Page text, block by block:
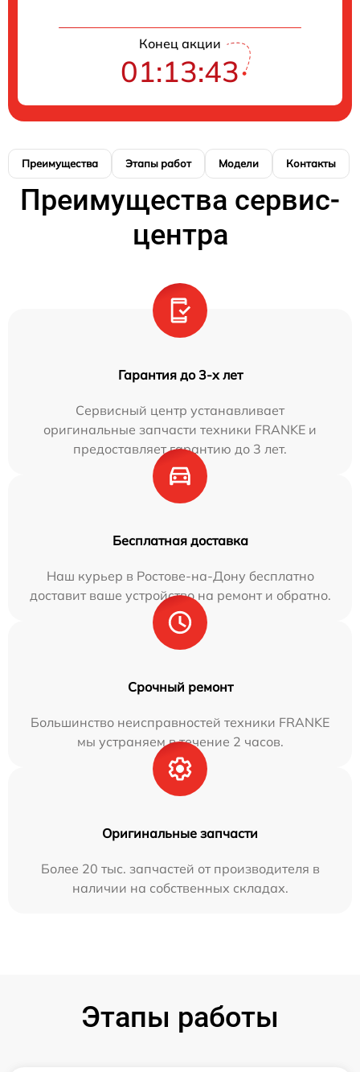
Конец акции
01:13:42
Преимущества Этапы работ Модели Контакты
Преимущества сервис-
центра
Гарантия до 3-х лет
Сервисный центр устанавливает
оригинальные запчасти техники FRANKE и
предоставляет гарантию до 3 лет.
Бесплатная доставка
Наш курьер в Ростове-на-Дону бесплатно
доставит ваше устройство на ремонт и обратно.
Срочный ремонт
Большинство неисправностей техники FRANKE
мы устраняем в течение 2 часов.
Оригинальные запчасти
Более 20 тыс. запчастей от производителя в
наличии на собственных складах.
Этапы работы